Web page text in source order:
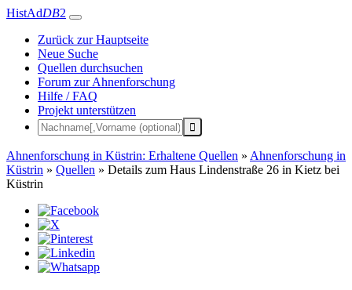
HistAdDB2
Zurück zur Hauptseite
Neue Suche
Quellen durchsuchen
Forum zur Ahnenforschung
Hilfe / FAQ
Projekt unterstützen
Ahnenforschung in Küstrin: Erhaltene Quellen » Ahnenforschung in
Küstrin » Quellen » Details zum Haus Lindenstraße 26 in Kietz bei
Küstrin